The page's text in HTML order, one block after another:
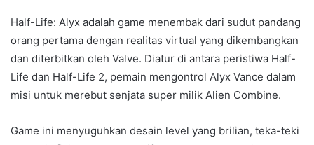
Half-Life: Alyx adalah game menembak dari sudut pandang
orang pertama dengan realitas virtual yang dikembangkan
dan diterbitkan oleh Valve. Diatur di antara peristiwa Half-
Life dan Half-Life 2, pemain mengontrol Alyx Vance dalam
misi untuk merebut senjata super milik Alien Combine.
Game ini menyuguhkan desain level yang brilian, teka-teki